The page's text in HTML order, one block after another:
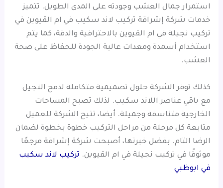
استمرار جمال العشب وجودته على المدى الطويل. تتميز
خدمات شركة إشراقة تركيب لاند سكيب في ام القيوين في
تركيب نجيلة في ام القيوين بالاحترافية والدقة، كما يتم
استخدام أسمدة ومعدات عالية الجودة للحفاظ على صحة
العشب.
كذلك توفر الشركة حلول تصميمية متكاملة لدمج النجيل
مع باقي عناصر اللاند سكيب. لذلك تصبح المساحات
الخارجية متناسقة وجميلة. أيضا، تتيح الشركة للعميل
متابعة كل مرحلة من مراحل التركيب خطوة بخطوة لضمان
الرضا التام. بفضل خبرتها، أصبحت شركة إشراقة مرجعًا
موثوقًا في تركيب نجيلة في ام القيوين. تركيب لاند سكيب
في ابوظبي